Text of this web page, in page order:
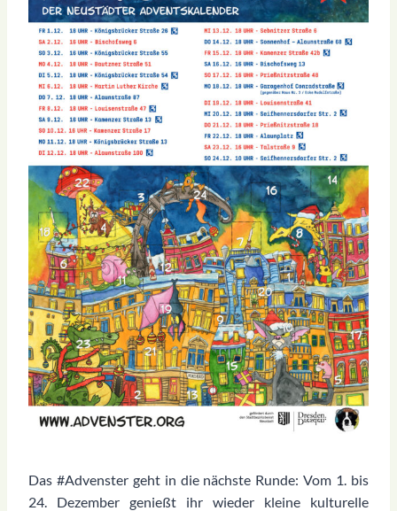
Das #Advenster geht in die nächste Runde: Vom 1. bis
24. Dezember genießt ihr wieder kleine kulturelle